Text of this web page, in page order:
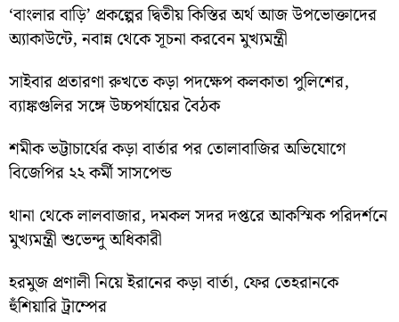
‘বাংলার বাড়ি’ প্রকল্পের দ্বিতীয় কিস্তির অর্থ আজ উপভোক্তাদের
অ্যাকাউন্টে, নবান্ন থেকে সূচনা করবেন মুখ্যমন্ত্রী
সাইবার প্রতারণা রুখতে কড়া পদক্ষেপ কলকাতা পুলিশের,
ব্যাঙ্কগুলির সঙ্গে উচ্চপর্যায়ের বৈঠক
শমীক ভট্টাচার্যের কড়া বার্তার পর তোলাবাজির অভিযোগে
বিজেপির ২২ কর্মী সাসপেন্ড
থানা থেকে লালবাজার, দমকল সদর দপ্তরে আকস্মিক পরিদর্শনে
মুখ্যমন্ত্রী শুভেন্দু অধিকারী
হরমুজ প্রণালী নিয়ে ইরানের কড়া বার্তা, ফের তেহরানকে
হুঁশিয়ারি ট্রাম্পের